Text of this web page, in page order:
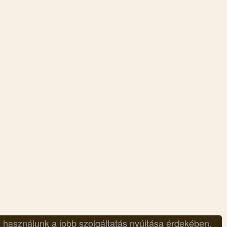
a jobb szolgáltatás nyújtása érdekében.